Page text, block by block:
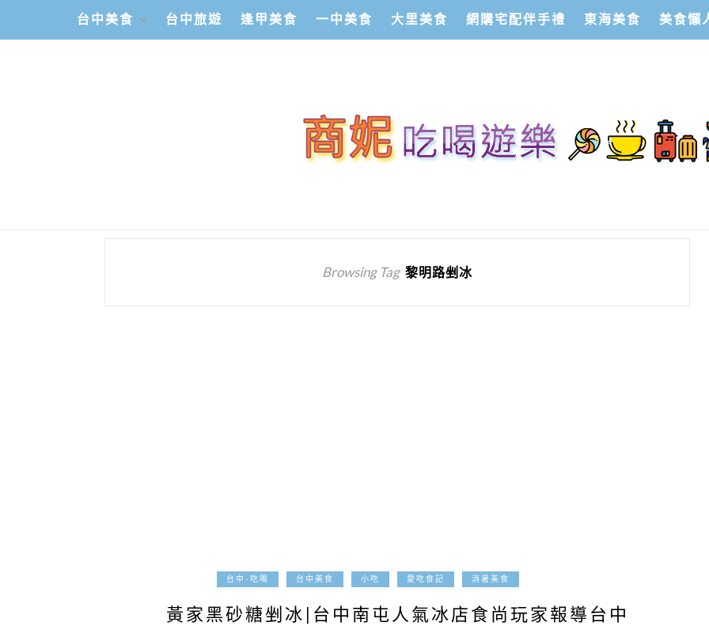
台中美食 台中旅遊 逢甲美食 一中美食 大里美食 網購宅配伴手禮 東海美食 美食懶
Browsing Tag 黎明路剉冰
台中-吃喝 台中美食 小吃 愛吃食記 消暑美食
黃家黑砂糖剉冰|台中南屯人氣冰店食尚玩家報導台中